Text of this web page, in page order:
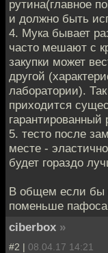
рутина(главное
и должно быть
4. Мука бывает
часто мешают с
закупки может
другой
лаборатории).
приходится
гарантированный
5. тесто после
месте -
будет гораздо
В общем если бы
поменьше
ciberbox »
#2 | 08.04.17 14:21